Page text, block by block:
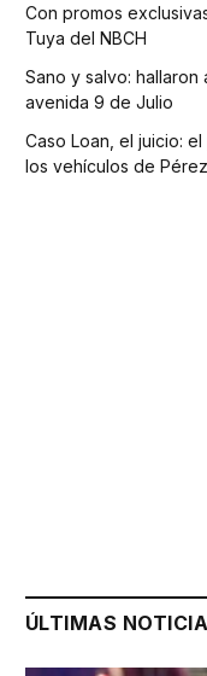
Con promos
Tuya del NBCH
Sano y salvo: hallaron
avenida 9 de Julio
Caso Loan, el juicio:
los vehículos de
ÚLTIMAS